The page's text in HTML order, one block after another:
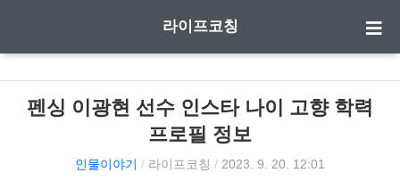
라이프코칭
펜싱 이광현 선수 인스타 나이 고향 학력
프로필 정보
인물이야기 / 라이프코칭 / 2023. 9. 20. 12:01